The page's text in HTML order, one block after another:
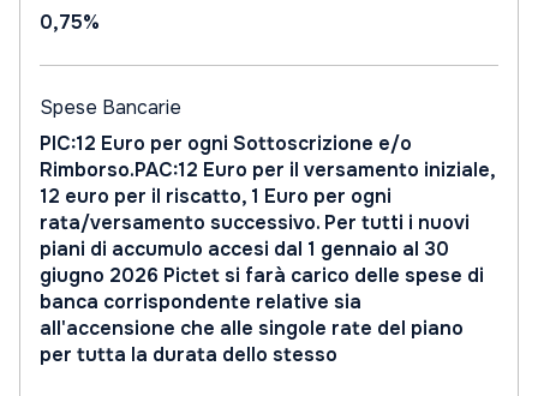
0,75%
Spese Bancarie
PIC:12 Euro per ogni Sottoscrizione e/o
Rimborso.PAC:12 Euro per il versamento iniziale,
12 euro per il riscatto, 1 Euro per ogni
rata/versamento successivo. Per tutti i nuovi
piani di accumulo accesi dal 1 gennaio al 30
giugno 2026 Pictet si farà carico delle spese di
banca corrispondente relative sia
all'accensione che alle singole rate del piano
per tutta la durata dello stesso